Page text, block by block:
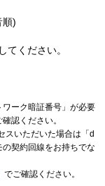
順)
てください。
ワーク暗証番号」が必要
確認ください。
スいただいた場合は「d
契約回線をお持ちでな
でご確認ください。